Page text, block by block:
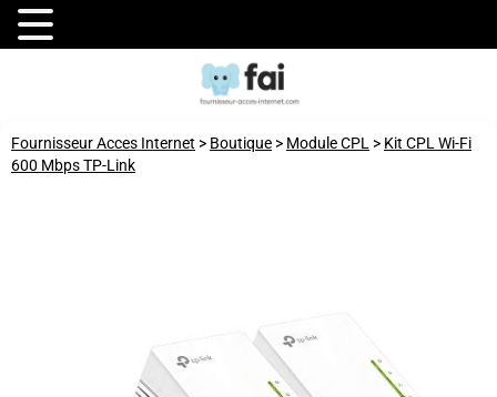
Fournisseur Acces Internet > Boutique > Module CPL > Kit CPL Wi-Fi
600 Mbps TP-Link